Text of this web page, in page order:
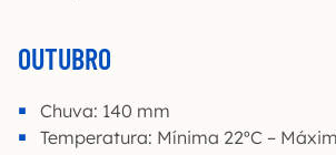
OUTUBRO
Chuva: 140 mm
Temperatura: Mínima 22ºC –